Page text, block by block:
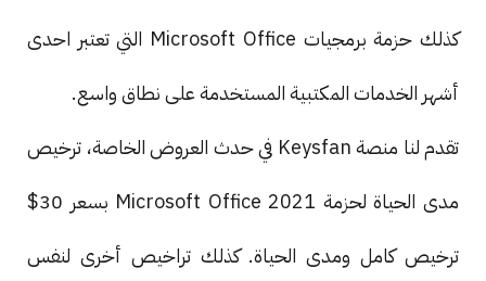
كذلك حزمة برمجيات Microsoft Office التي تعتبر احدى
أشهر الخدمات المكتبية المستخدمة على نطاق واسع.
تقدم لنا منصة Keysfan في حدث العروض الخاصة، ترخيص
مدى الحياة لحزمة Microsoft Office 2021 بسعر 30$
ترخيص كامل ومدى الحياة. كذلك تراخيص أخرى لنفس